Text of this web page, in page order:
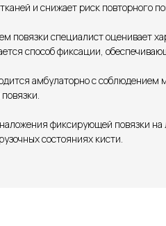
и снижает риск повторного
повязки специалист оценивает
способ фиксации,
амбулаторно с соблюдением
фиксирующей повязки
состояниях кисти.